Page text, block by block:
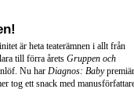
är heta teaterämnen i allt från
till förra årets Gruppen och
. Nu har Diagnos: Babypremiär
tog ett snack med